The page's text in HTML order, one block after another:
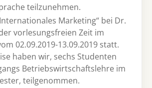
teilzunehmen.
Marketing“ bei Dr.
vorlesungsfreien Zeit im
02.09.2019-13.09.2019 statt.
haben wir, sechs Studenten
Betriebswirtschaftslehre im
teilgenommen.